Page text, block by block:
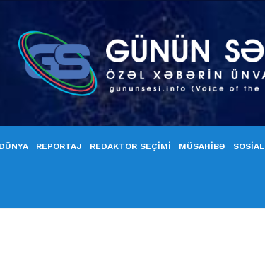
DÜNYA REPORTAJ REDAKTOR SEÇİMİ MÜSAHİBƏ SOSİAL